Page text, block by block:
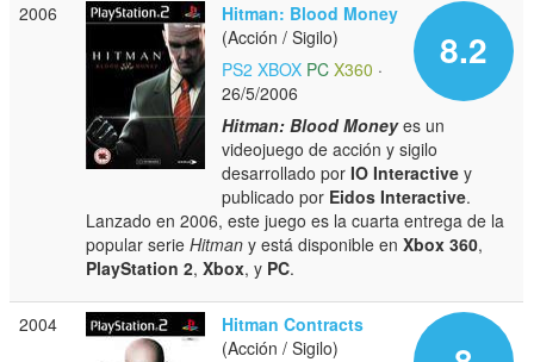
2006
8.2
Hitman: Blood Money
(Acción / Sigilo)
PS2 XBOX PC X360 ·
26/5/2006
Hitman: Blood Moneyes un
videojuego de acción y sigilo
desarrollado porIO Interactive y
publicado por Eidos Interactive.
Lanzado en 2006, este juego es la cuarta entrega de la
popular serieHitman y está disponible enXbox 360,
PlayStation 2,Xbox, y PC.
2004
Hitman Contracts
(Acción / Sigilo)